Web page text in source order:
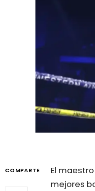
COMPARTE
El
mejores